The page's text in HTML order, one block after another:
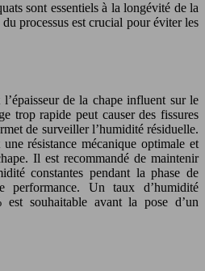
sont essentiels à la longévité de la
processus est crucial pour éviter les
de la chape influent sur le
trop rapide peut causer des fissures
de surveiller l’humidité résiduelle.
résistance mécanique optimale et
Il est recommandé de maintenir
constantes pendant la phase de
performance. Un taux d’humidité
souhaitable avant la pose d’un